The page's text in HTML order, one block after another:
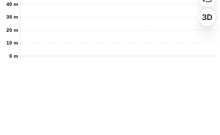
0 m
10 m
20 m
30 m
40 m
3D